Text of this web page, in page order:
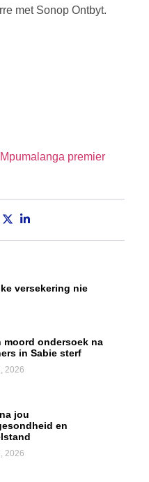
met Sonop Ontbyt.
premier
versekering nie
moord ondersoek na
in Sabie sterf
2026
jou
en
2026